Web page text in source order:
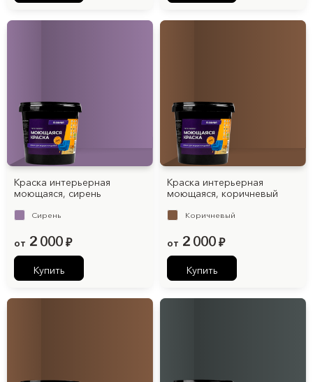
Краска интерьерная
моющаяся, cирень
Cирень
от 2 000 ₽
Купить
Краска интерьерная
моющаяся, коричневый
Коричневый
от 2 000 ₽
Купить